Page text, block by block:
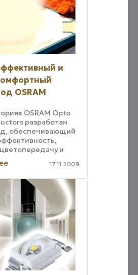
и
OSRAM
OSRAM Opto
разработан
обеспечивающий
и
тепло-белое
составляет 3000
Кельвина, индекс
82, ...
17.11.2009